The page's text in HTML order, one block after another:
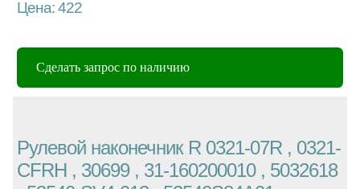
Цена: 422
Сделать запрос по наличию
Рулевой наконечник R 0321-07R , 0321-
CFRH , 30699 , 31-160200010 , 5032618